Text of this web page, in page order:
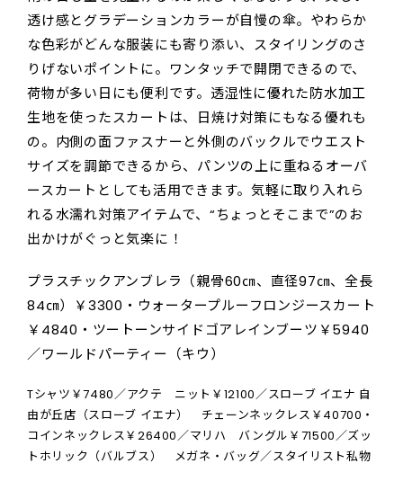
透け感とグラデーションカラーが自慢の傘。やわらか
な色彩がどんな服装にも寄り添い、スタイリングのさ
りげないポイントに。ワンタッチで開閉できるので、
荷物が多い日にも便利です。透湿性に優れた防水加工
生地を使ったスカートは、日焼け対策にもなる優れも
の。内側の面ファスナーと外側のバックルでウエスト
サイズを調節できるから、パンツの上に重ねるオーバ
ースカートとしても活用できます。気軽に取り入れら
れる水濡れ対策アイテムで、“ちょっとそこまで”のお
出かけがぐっと気楽に！
プラスチックアンブレラ（親骨60㎝、直径97㎝、全長
84㎝）￥3300・ウォータープルーフロンジースカート
￥4840・ツートーンサイドゴアレインブーツ￥5940
／ワールドパーティー（キウ）
Tシャツ￥7480／アクテ ニット￥12100／スローブ イエナ 自
由が丘店（スローブ イエナ） チェーンネックレス￥40700・
コインネックレス￥26400／マリハ バングル￥71500／ズッ
トホリック（バルブス） メガネ・バッグ／スタイリスト私物